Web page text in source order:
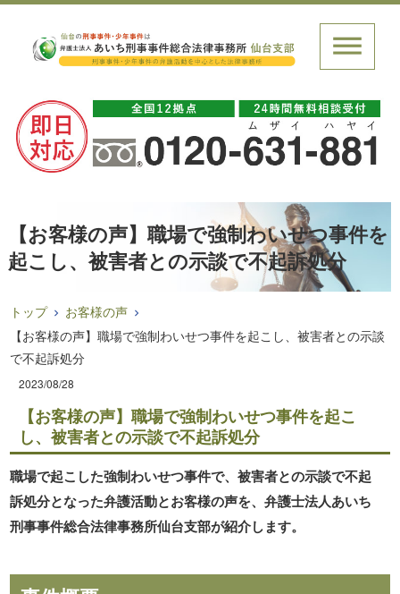
【お客様の声】職場で強制わいせつ事件を
起こし、被害者との示談で不起訴処分
トップ
お客様の声
【お客様の声】職場で強制わいせつ事件を起こし、被害者との示談
で不起訴処分
2023/08/28
【お客様の声】職場で強制わいせつ事件を起こ
し、被害者との示談で不起訴処分
職場で起こした強制わいせつ事件で、被害者との示談で不起
訴処分となった弁護活動とお客様の声を、弁護士法人あいち
刑事事件総合法律事務所仙台支部が紹介します。